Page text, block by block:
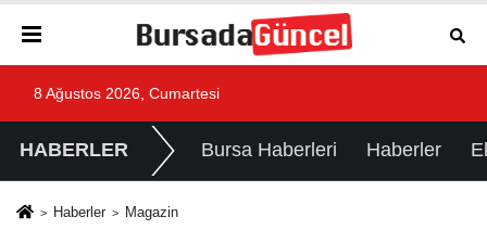
8 Ağustos 2026, Cumartesi
HABERLER Bursa Haberleri Haberler
Haberler Magazin